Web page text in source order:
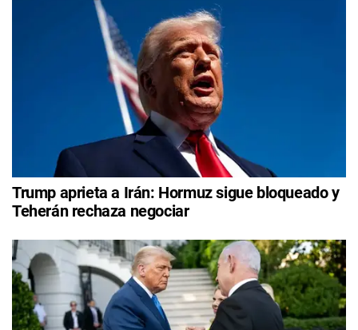
Trump aprieta a Irán: Hormuz sigue bloqueado y
Teherán rechaza negociar